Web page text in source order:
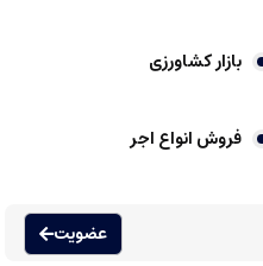
بازار کشاورزی
فروش انواع اجر
عضویت